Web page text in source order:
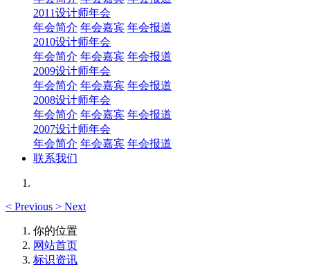
2011设计师年会
年会简介 年会嘉宾 年会报道
2010设计师年会
年会简介 年会嘉宾 年会报道
2009设计师年会
年会简介 年会嘉宾 年会报道
2008设计师年会
年会简介 年会嘉宾 年会报道
2007设计师年会
年会简介 年会嘉宾 年会报道
联系我们
< Previous > Next
你的位置
网站首页
标识资讯